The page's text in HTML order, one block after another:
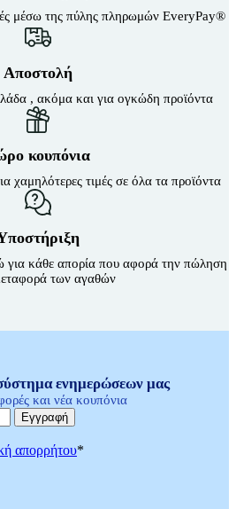
μέσω της πύλης πληρωμών EveryPay®
Αποστολή
, ακόμα και για ογκώδη προϊόντα
κουπόνια
χαμηλότερες τιμές σε όλα τα προϊόντα
για κάθε απορία που αφορά την πώληση
των αγαθών
ενημερώσεων μας
και νέα κουπόνια
Εγγραφή
απορρήτου*